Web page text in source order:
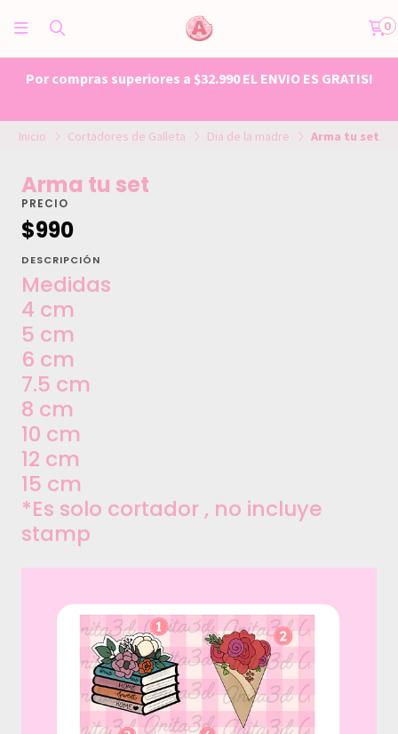
0
Por compras superiores a $32.990 EL ENVIO ES GRATIS!
Inicio Cortadores de Galleta Dia de la madre Arma tu set
Arma tu set
PRECIO
$990
DESCRIPCIÓN
Medidas
4 cm
5 cm
6 cm
7.5 cm
8 cm
10 cm
12 cm
15 cm
*Es solo cortador , no incluye
stamp